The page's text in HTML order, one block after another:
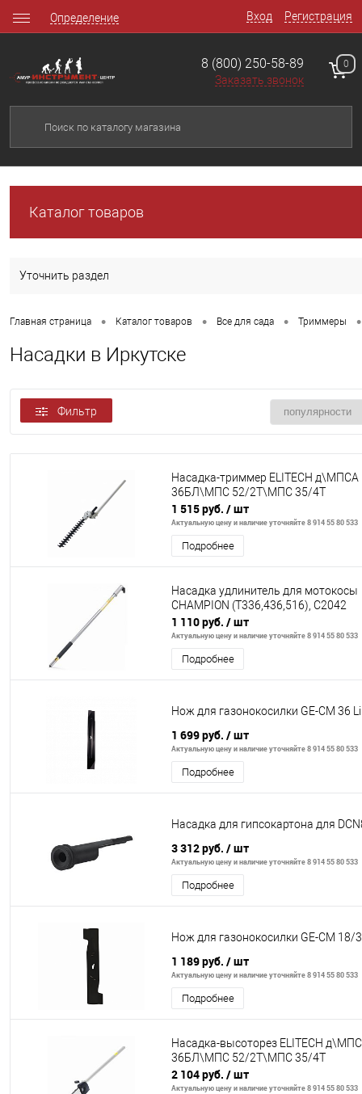
Вход Регистрация
Определение
8 (800) 250-58-89
Заказать звонок
0
Каталог товаров
Уточнить раздел
Главная страница • Каталог товаров • Все для сада • Триммеры •
Насадки в Иркутске
Фильтр
Насадка-триммер ELITECH д\МПСА
36БЛ\МПС 52/2Т\МПС 35/4Т
1 515 руб. / шт
Актуальную цену и наличие уточняйте 8 914 55 80 533
Подробнее
Насадка удлинитель для мотокосы
CHAMPION (Т336,436,516), C2042
1 110 руб. / шт
Актуальную цену и наличие уточняйте 8 914 55 80 533
Подробнее
Нож для газонокосилки GE-CM 36 Li
1 699 руб. / шт
Актуальную цену и наличие уточняйте 8 914 55 80 533
Подробнее
Насадка для гипсокартона для
3 312 руб. / шт
Актуальную цену и наличие уточняйте 8 914 55 80 533
Подробнее
Нож для газонокосилки GE-CM 18/
1 189 руб. / шт
Актуальную цену и наличие уточняйте 8 914 55 80 533
Подробнее
Насадка-высоторез ELITECH
36БЛ\МПС 52/2Т\МПС 35/4Т
2 104 руб. / шт
Актуальную цену и наличие уточняйте 8 914 55 80 533